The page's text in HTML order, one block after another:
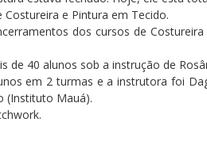
e Pintura em Tecido.
dos cursos de
de 40 alunos sob a instrução de
em 2 turmas e a instrutora foi
(Instituto Mauá).